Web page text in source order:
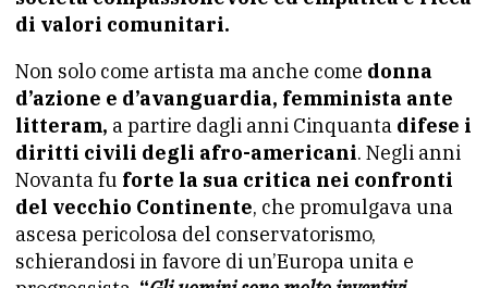
di valori comunitari.
Non solo come artista ma anche come donna
d’azione e d’avanguardia, femminista ante
litteram, a partire dagli anni Cinquanta difese i
diritti civili degli afro-americani. Negli anni
Novanta fu forte la sua critica nei confronti
del vecchio Continente, che promulgava una
ascesa pericolosa del conservatorismo,
schierandosi in favore di un’Europa unita e